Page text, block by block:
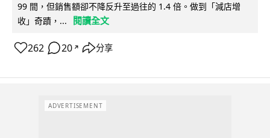
99 間，但銷售額卻不降反升至過往的 1.4 倍。做到「減店增
收」奇蹟，...
閱讀全文
262 20 ↗ 分享
ADVERTISEMENT